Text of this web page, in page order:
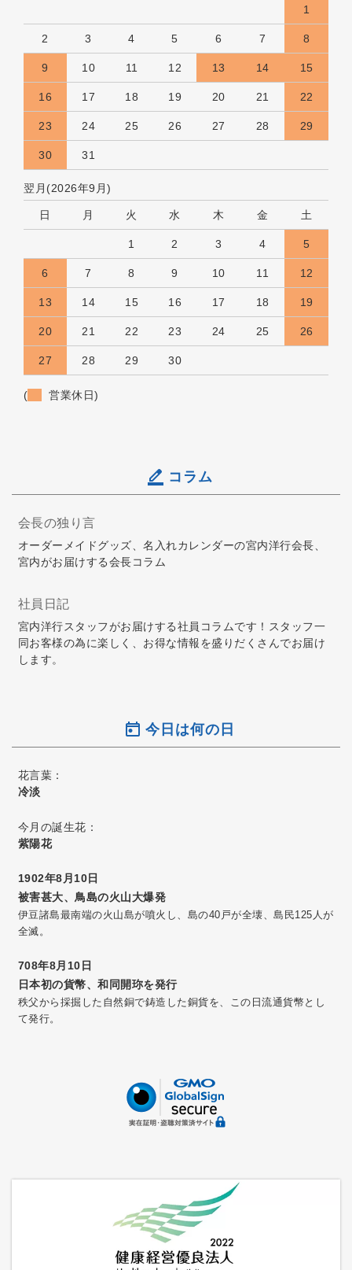
1
2 3 4 5 6 7 8
9 10 11 12 13 14 15
16 17 18 19 20 21 22
23 24 25 26 27 28 29
30 31
翌月(2026年9月)
日 月 火 水 木 金 土
1 2 3 4 5
6 7 8 9 10 11 12
13 14 15 16 17 18 19
20 21 22 23 24 25 26
27 28 29 30
( 営業休日)
コラム
会長の独り言
オーダーメイドグッズ、名入れカレンダーの宮内洋行会長、
宮内がお届けする会長コラム
社員日記
宮内洋行スタッフがお届けする社員コラムです！スタッフ一
同お客様の為に楽しく、お得な情報を盛りだくさんでお届け
します。
今日は何の日
花言葉：
冷淡
今月の誕生花：
紫陽花
1902年8月10日
被害甚大、鳥島の火山大爆発
伊豆諸島最南端の火山島が噴火し、島の40戸が全壊、島民125人が
全滅。
708年8月10日
日本初の貨幣、和同開珎を発行
秩父から採掘した自然銅で鋳造した銅貨を、この日流通貨幣とし
て発行。